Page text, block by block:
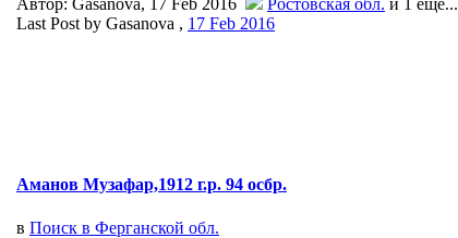
Last Post by Gasanova , 17 Feb 2016
Аманов Музафар,1912 г.р. 94 осбр.
в Поиск в Ферганской обл.